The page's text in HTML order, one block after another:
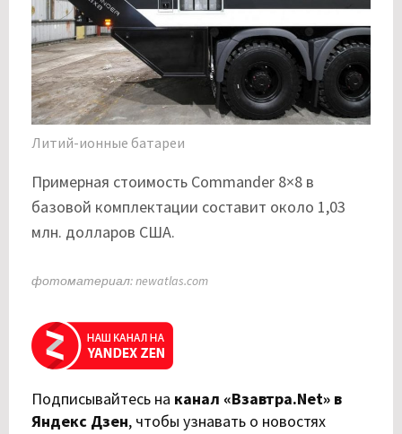
Литий-ионные батареи
Примерная стоимость Commander 8×8 в
базовой комплектации составит около 1,03
млн. долларов США.
фотоматериал: newatlas.com
Подписывайтесь на канал «Взавтра.Net» в
Яндекс Дзен, чтобы узнавать о новостях